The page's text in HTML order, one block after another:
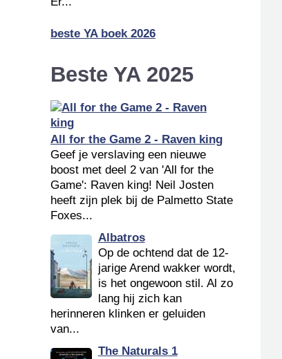
beste YA boek 2026
Beste YA 2025
All for the Game 2 - Raven king
Geef je verslaving een nieuwe
boost met deel 2 van 'All for the
Game': Raven king! Neil Josten
heeft zijn plek bij de Palmetto State
Foxes...
Albatros
Op de ochtend dat de 12-
jarige Arend wakker wordt,
is het ongewoon stil. Al zo
lang hij zich kan
herinneren klinken er geluiden
van...
The Naturals 1